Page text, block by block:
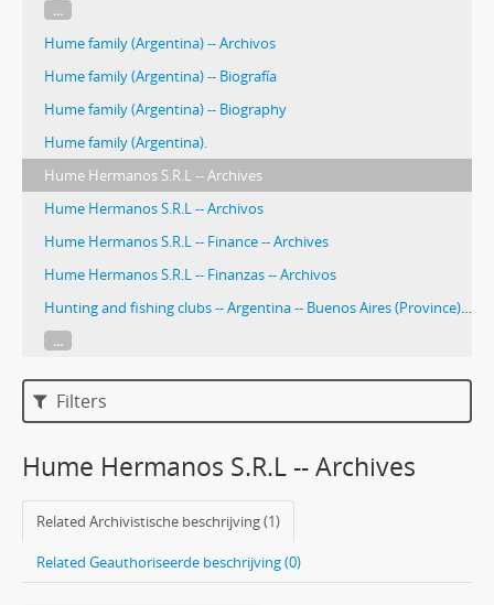
...
Hume family (Argentina) -- Archivos
Hume family (Argentina) -- Biografía
Hume family (Argentina) -- Biography
Hume family (Argentina).
Hume Hermanos S.R.L -- Archives
Hume Hermanos S.R.L -- Archivos
Hume Hermanos S.R.L -- Finance -- Archives
Hume Hermanos S.R.L -- Finanzas -- Archivos
Hunting and fishing clubs -- Argentina -- Buenos Aires (Province) -- History.
...
Filters
Hume Hermanos S.R.L -- Archives
Related Archivistische beschrijving (1)
Related Geauthoriseerde beschrijving (0)